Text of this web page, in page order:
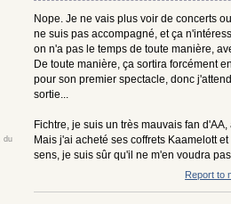
du
Nope. Je ne vais plus voir de concerts
ne suis pas accompagné, et ça
on n'a pas le temps de toute manière,
De toute manière, ça sortira forcément
pour son premier spectacle, donc
sortie...
Fichtre, je suis un très mauvais fan
Mais j'ai acheté ses coffrets Kaamelott
sens, je suis sûr qu'il ne m'en voudra
Report to